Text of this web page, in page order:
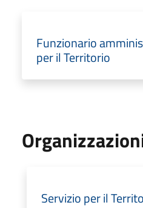
Funzionario
per il Territorio
Servizio per il